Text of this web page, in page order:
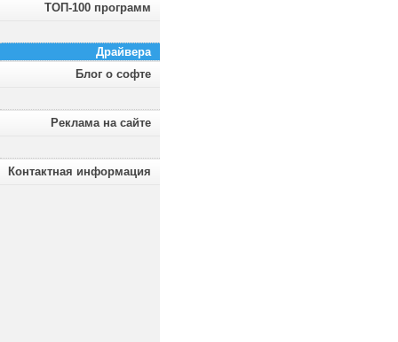
ТОП-100 программ
Драйвера
Блог о софте
Реклама на сайте
Контактная информация